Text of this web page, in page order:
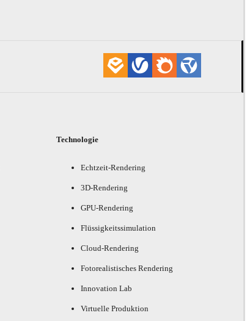
Technologie
Echtzeit-Rendering
3D-Rendering
GPU-Rendering
Flüssigkeitssimulation
Cloud-Rendering
Fotorealistisches Rendering
Innovation Lab
Virtuelle Produktion